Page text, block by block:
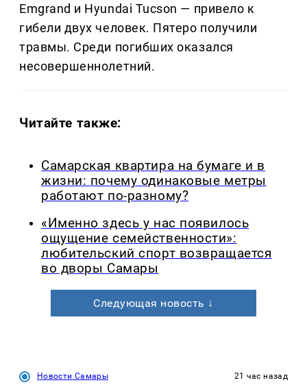
Emgrand и Hyundai Tucson — привело к
гибели двух человек. Пятеро получили
травмы. Среди погибших оказался
несовершеннолетний.
Читайте также:
Самарская квартира на бумаге и в
жизни: почему одинаковые метры
работают по-разному?
«Именно здесь у нас появилось
ощущение семейственности»:
любительский спорт возвращается
во дворы Самары
Следующая новость ↓
Новости Самары 21 час назад